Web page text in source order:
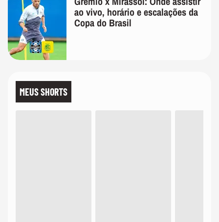
ao vivo, horário e escalações da
Copa do Brasil
MEUS SHORTS